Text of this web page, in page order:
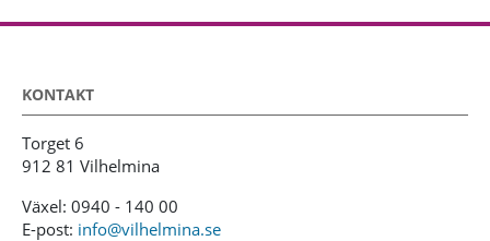
KONTAKT
Torget 6
912 81 Vilhelmina
Växel: 0940 - 140 00
E-post: info@vilhelmina.se